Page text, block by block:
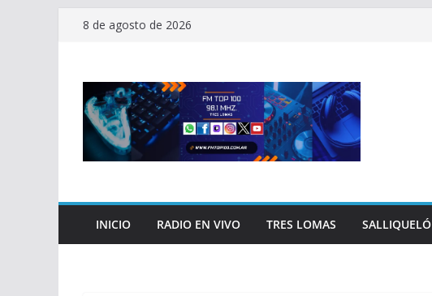
Saltar8 de agosto de 2026
INICIO RADIO EN VIVO TRES LOMAS SALLIQUELÓ